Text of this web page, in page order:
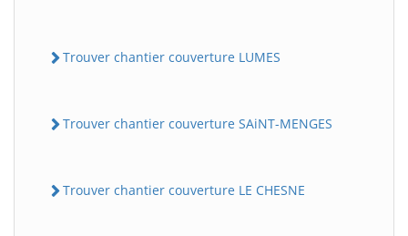
Trouver chantier couverture LUMES
Trouver chantier couverture SAiNT-MENGES
Trouver chantier couverture LE CHESNE